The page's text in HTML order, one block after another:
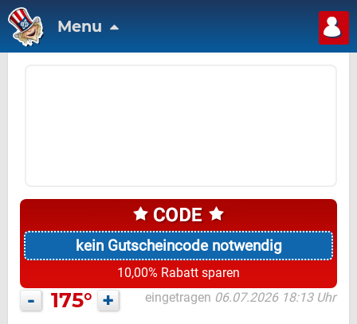
Menu
kein Gutscheincode notwendig
10,00% Rabatt sparen
- 175° + eingetragen 06.07.2026 18:13 Uhr